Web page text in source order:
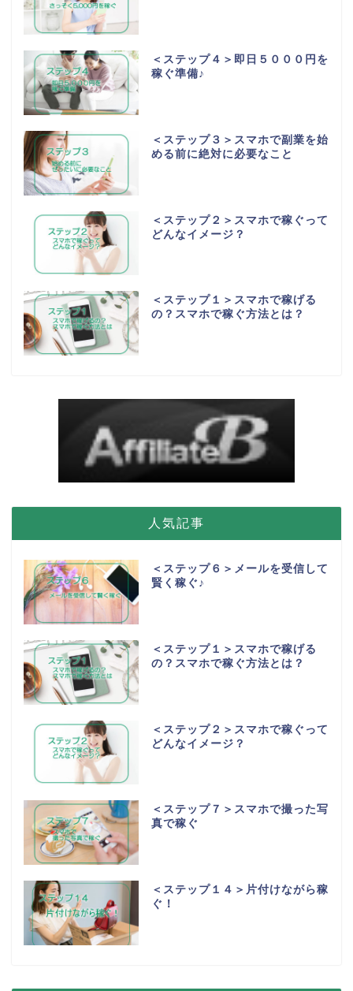
＜ステップ４＞即日５０００円を
稼ぐ準備♪
＜ステップ３＞スマホで副業を始
める前に絶対に必要なこと
＜ステップ２＞スマホで稼ぐって
どんなイメージ？
＜ステップ１＞スマホで稼げる
の？スマホで稼ぐ方法とは？
人気記事
＜ステップ６＞メールを受信して
賢く稼ぐ♪
＜ステップ１＞スマホで稼げる
の？スマホで稼ぐ方法とは？
＜ステップ２＞スマホで稼ぐって
どんなイメージ？
＜ステップ７＞スマホで撮った写
真で稼ぐ
＜ステップ１４＞片付けながら稼
ぐ！